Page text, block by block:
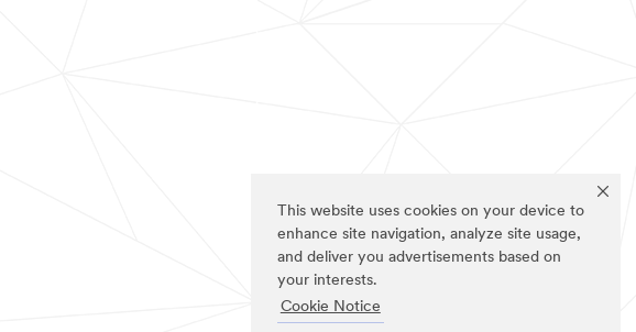
This website uses cookies on your device to
enhance site navigation, analyze site usage,
and deliver you advertisements based on
your interests.
Cookie Notice